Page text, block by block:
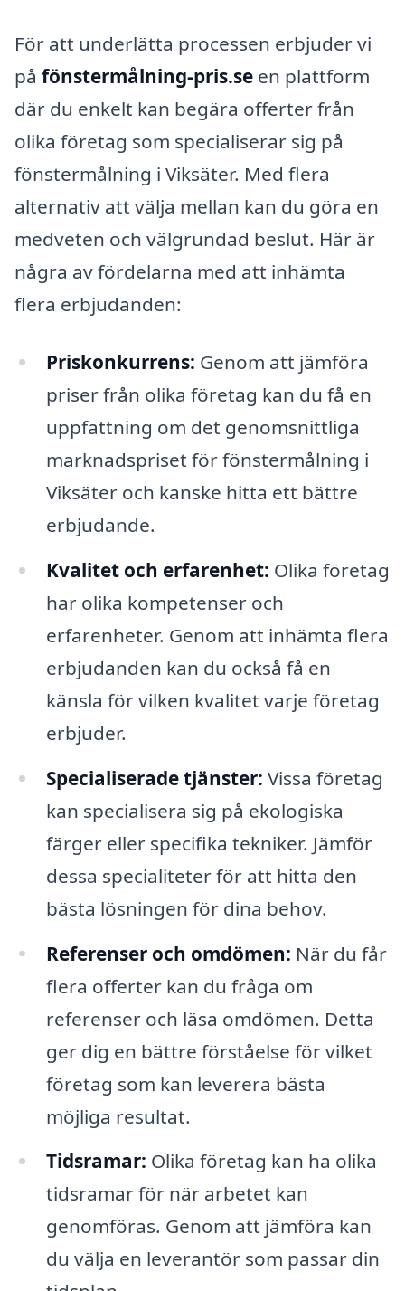
För att underlätta processen erbjuder vi
på fönstermålning-pris.se en plattform
där du enkelt kan begära offerter från
olika företag som specialiserar sig på
fönstermålning i Viksäter. Med flera
alternativ att välja mellan kan du göra en
medveten och välgrundad beslut. Här är
några av fördelarna med att inhämta
flera erbjudanden:
Priskonkurrens: Genom att jämföra
priser från olika företag kan du få en
uppfattning om det genomsnittliga
marknadspriset för fönstermålning i
Viksäter och kanske hitta ett bättre
erbjudande.
Kvalitet och erfarenhet: Olika företag
har olika kompetenser och
erfarenheter. Genom att inhämta flera
erbjudanden kan du också få en
känsla för vilken kvalitet varje företag
erbjuder.
Specialiserade tjänster: Vissa företag
kan specialisera sig på ekologiska
färger eller specifika tekniker. Jämför
dessa specialiteter för att hitta den
bästa lösningen för dina behov.
Referenser och omdömen: När du får
flera offerter kan du fråga om
referenser och läsa omdömen. Detta
ger dig en bättre förståelse för vilket
företag som kan leverera bästa
möjliga resultat.
Tidsramar: Olika företag kan ha olika
tidsramar för när arbetet kan
genomföras. Genom att jämföra kan
du välja en leverantör som passar din